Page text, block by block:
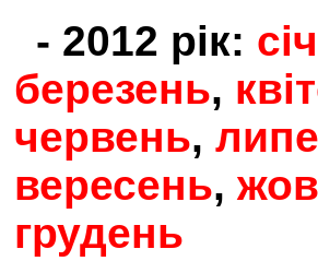
- 2012 рік:
березень,
червень,
вересень,
грудень